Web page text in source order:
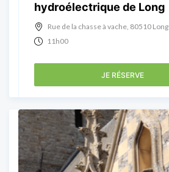
hydroélectrique de Long
Rue de la chasse à vache, 80510 Long
11h00
JE RÉSERVE